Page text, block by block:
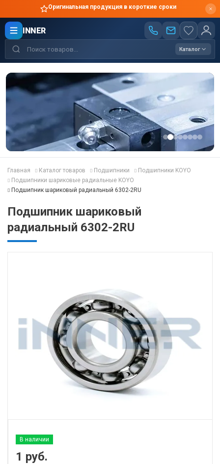
Оригинальная продукция в короткие сроки
INNER
Каталог
Главная Каталог товаров Подшипники
Подшипники KOYO
Подшипники шариковые радиальные KOYO
Подшипник шариковый радиальный 6302-2RU
Подшипник шариковый
радиальный 6302-2RU
В наличии
1 руб.